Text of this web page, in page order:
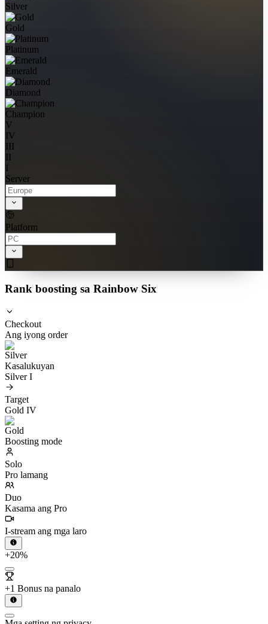
Silver
Gold
Platinum
Emerald
Diamond
Champion
V
IV
III
II
I
Server
Platform
Rank boosting sa Rainbow Six
Checkout
Ang iyong order
Kasalukuyan
Silver I
Target
Gold IV
Boosting mode
Solo
Pro lamang
Duo
Kasama ang Pro
I-stream ang mga laro
+20%
+1 Bonus na panalo